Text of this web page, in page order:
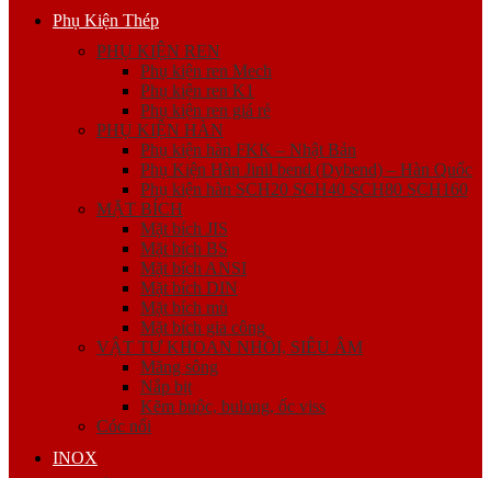
Phụ Kiện Thép
PHỤ KIỆN REN
Phụ kiện ren Mech
Phụ kiện ren K1
Phụ kiện ren giá rẻ
PHỤ KIỆN HÀN
Phụ kiện hàn FKK – Nhật Bản
Phụ Kiện Hàn Jinil bend (Dybend) – Hàn Quốc
Phụ kiện hàn SCH20 SCH40 SCH80 SCH160
MẶT BÍCH
Mặt bích JIS
Mặt bích BS
Mặt bích ANSI
Mặt bích DIN
Mặt bích mù
Mặt bích gia công
VẬT TƯ KHOAN NHỒI, SIÊU ÂM
Măng sông
Nắp bịt
Kẽm buộc, bulong, ốc viss
Cóc nối
INOX